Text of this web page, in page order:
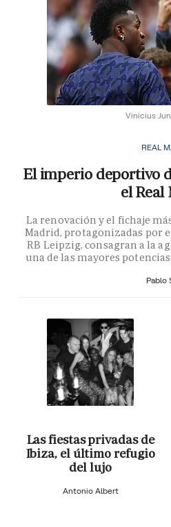
Vinicius
REAL
El imperio deportivo
el
La renovación y el fichaje
Madrid, protagonizadas por
RB Leipzig, consagran a la
una de las mayores
Pablo
Las fiestas privadas de
Ibiza, el último refugio
del lujo
Antonio Albert